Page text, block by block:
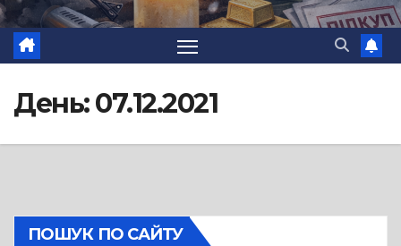
День:07.12.2021
ПОШУК ПО САЙТУ